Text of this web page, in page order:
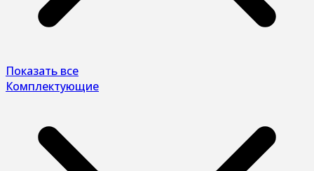
Показать все
Комплектующие